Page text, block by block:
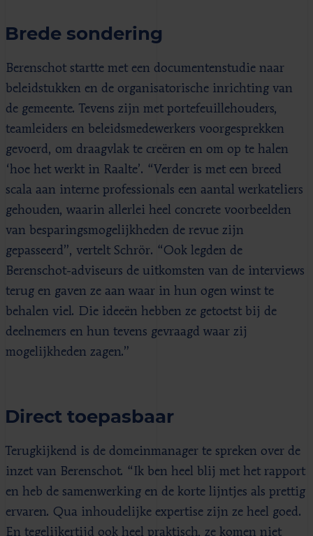
Brede sondering
Berenschot startte met een documentenstudie naar
beleidstukken en de organisatorische inrichting van
de gemeente. Tevens zijn met portefeuillehouders,
teamleiders en beleidsmedewerkers voorgesprekken
gevoerd, om draagvlak te creëren en om op te halen
‘hoe het werkt in Raalte’. “Verder is met een breed
scala aan interne professionals een aantal werkateliers
gehouden, waarin allerlei heel concrete voorbeelden
van besparingsmogelijkheden de revue zijn
gepasseerd”, vertelt Schrör. “Ook legden de
Berenschot-adviseurs de uitkomsten van de interviews
terug en gaven ze aan waar in hun ogen winst te
behalen viel. Die ideeën hebben ze getoetst bij de
deelnemers en hun tevens gevraagd waar zij
mogelijkheden zagen.”
Direct toepasbaar
Terugkijkend is de domeinmanager te spreken over de
inzet van Berenschot. “Ik ben heel blij met het rapport
en heb de samenwerking en de korte lijntjes als prettig
ervaren. Qua inhoudelijke expertise zijn ze heel goed.
En tegelijkertijd ook heel praktisch, ze komen niet